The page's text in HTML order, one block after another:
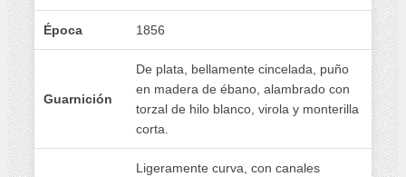
Época 1856
Guarnición
De plata, bellamente cincelada, puño
en madera de ébano, alambrado con
torzal de hilo blanco, virola y monterilla
corta.
Ligeramente curva, con canales